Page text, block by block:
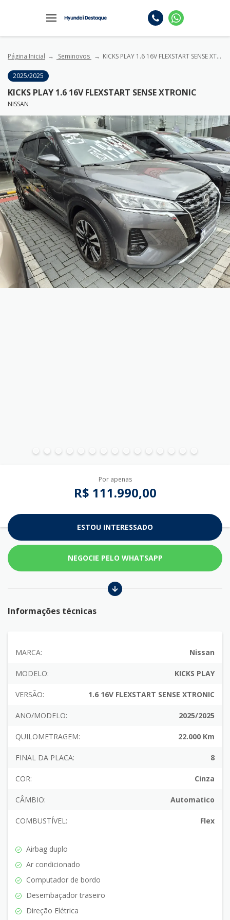
Página Inicial Seminovos KICKS PLAY 1.6 16V FLEXSTART SENSE XTRONIC
2025/2025
KICKS PLAY 1.6 16V FLEXSTART SENSE XTRONIC
NISSAN
Por apenas
R$ 111.990,00
ESTOU INTERESSADO
NEGOCIE PELO WHATSAPP
Informações técnicas
MARCA: Nissan
MODELO: KICKS PLAY
VERSÃO: 1.6 16V FLEXSTART SENSE XTRONIC
ANO/MODELO: 2025/2025
QUILOMETRAGEM: 22.000 Km
FINAL DA PLACA: 8
COR: Cinza
CÂMBIO: Automatico
COMBUSTÍVEL: Flex
Airbag duplo
Ar condicionado
Computador de bordo
Desembaçador traseiro
Direção Elétrica